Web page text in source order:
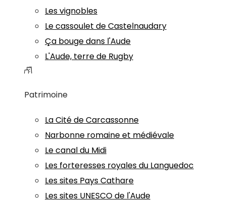
Les vignobles
Le cassoulet de Castelnaudary
Ça bouge dans l'Aude
L'Aude, terre de Rugby
Patrimoine
La Cité de Carcassonne
Narbonne romaine et médiévale
Le canal du Midi
Les forteresses royales du Languedoc
Les sites Pays Cathare
Les sites UNESCO de l'Aude